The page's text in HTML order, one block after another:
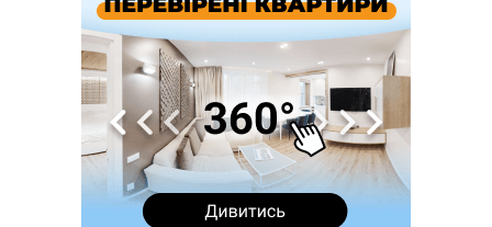
вагову гирку XII–XIII століть
У Франківську медики провели серію складних операцій
на аорті
07 Серпня
У Богородчанах на "зебрі" водій Audi наїхав на
хлопчика з велосипедом
Загальна площа всіх книгарень України - трохи більше ніж 6
футбольних полів